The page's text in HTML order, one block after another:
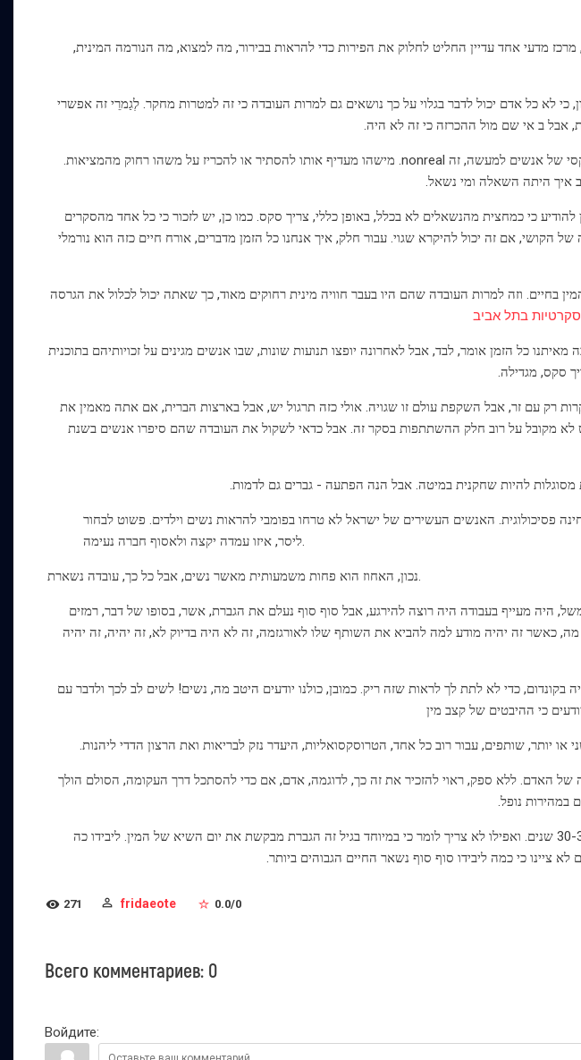
מדעי אחד עדיין החליט לחלוק את הפירות כדי להראות בבירור, מה למצוא, מה הנורמה המינית,
כי לא כל אדם יכול לדבר בגלוי על כך נושאים גם למרות העובדה כי זה למטרות מחקר. לְגַמרֵי זה אפשרי
אבל ב אי שם מול ההכרזה כי זה לא היה.
גלה כנראה לגבי נכון, כפי שכולם אומרים, את הכיוון הסקסי של אנשים למעשה, זה nonreal. מישהו מעדיף אותו להסתיר או להכריז על משהו רחוק מהמציאות.
​​כי כמחצית מהנשאלים לא בכלל, באופן כללי, צריך סקס. כמו כן, יש לזכור כי כל אחד מהסקרים
הקושי, אם זה יכול להיקרא שגוי. עבור חלק, איך אנחנו כל הזמן מדברים, אורח חיים כזה הוא נורמלי
וזה למרות העובדה שהם היו בעבר חוויה מינית רחוקים מאוד, כך שאתה יכול לכלול את הגרסה
בתל אביב
כל הזמן אומר, לבד, אבל לאחרונה יופצו תנועות שונות, שבו אנשים מגינים על זכויותיהם בתוכנית
סקס, מגדילה.
רק עם זר, אבל השקפת עולם זו שגויה. אולי כזה תרגול יש, אבל בארצות הברית, אם אתה מאמין את
מקובל על רוב חלק ההשתתפות בסקר זה. אבל כדאי לשקול את העובדה שהם סיפרו אנשים בשנת
פסיכולוגית. האנשים העשירים של ישראל לא טרחו בפומבי להראות נשים וילדים. פשוט לבחור
ליסר, איזו עמדה יקצה ולאסוף חברה נעימה.
נכון, האחוז הוא פחות משמעותית מאשר נשים, אבל כל כך, עובדה נשארת.
היה מעייף בעבודה היה רוצה להירגע, אבל סוף סוף נעלם את הגברת, אשר, בסופו של דבר, רמזים
מה, כאשר זה יהיה מודע למה להביא את השותף שלו לאורגזמה, זה לא היה בדיוק לא, זה יהיה, זה יהיה
כדי לא לתת לך לראות שזה ריק. כמובן, כולנו יודעים היטב מה, נשים! לשים לב לכך ולדבר עם
כי ההיבטים של קצב מין
יותר, שותפים, עבור רוב כל אחד, הטרוסקסואליות, היעדר נזק לבריאות ואת הרצון הדדי ליהנות.
של האדם. ללא ספק, ראוי להזכיר את זה כך, לדוגמה, אדם, אם כדי להסתכל דרך העקומה, הסולם הולך
אני אתן הכול קצת אחרת. הליבידו שלהם גדל וגדל עד 30-35 שנים. ואפילו לא צריך לומר כי במיוחד בגיל זה הגברת מבקשת את יום השיא של המין. ליבידו כה
ציינו כי כמה ליבידו סוף סוף נשאר החיים הגבוהים ביותר.
271 fridaeote 0.0/0
Всего комментариев: 0
Войдите: